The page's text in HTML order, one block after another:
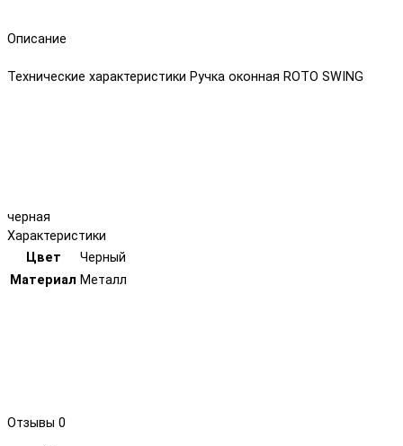
Описание
Технические характеристики Ручка оконная ROTO SWING
черная
Характеристики
Цвет
Черный
Материал Металл
Отзывы 0